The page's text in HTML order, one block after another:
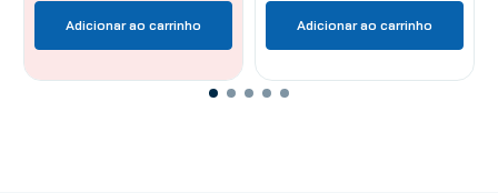
Adicionar ao carrinho Adicionar ao carrinho